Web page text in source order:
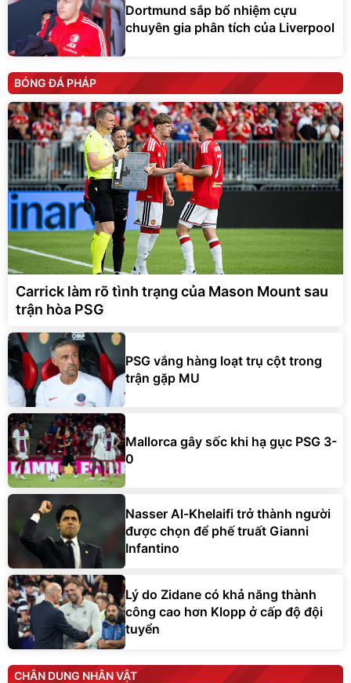
Dortmund sắp bổ nhiệm cựu
chuyên gia phân tích của Liverpool
BÓNG ĐÁ PHÁP
Carrick làm rõ tình trạng của Mason Mount sau
trận hòa PSG
PSG vắng hàng loạt trụ cột trong
trận gặp MU
Mallorca gây sốc khi hạ gục PSG 3-
0
Nasser Al-Khelaifi trở thành người
được chọn để phế truất Gianni
Infantino
Lý do Zidane có khả năng thành
công cao hơn Klopp ở cấp độ đội
tuyển
CHÂN DUNG NHÂN VẬT